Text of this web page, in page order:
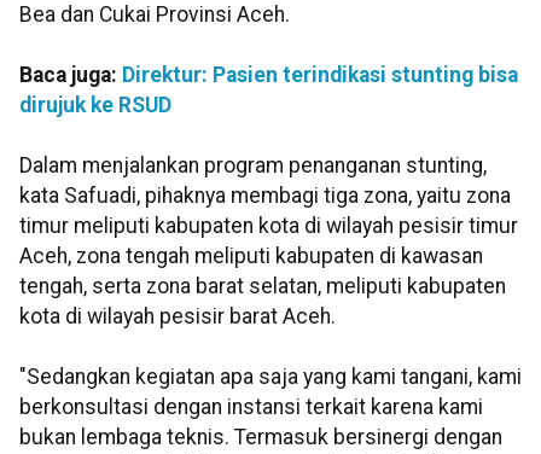
Bea dan Cukai Provinsi Aceh.
Baca juga: Direktur: Pasien terindikasi stunting bisa
dirujuk ke RSUD
Dalam menjalankan program penanganan stunting,
kata Safuadi, pihaknya membagi tiga zona, yaitu zona
timur meliputi kabupaten kota di wilayah pesisir timur
Aceh, zona tengah meliputi kabupaten di kawasan
tengah, serta zona barat selatan, meliputi kabupaten
kota di wilayah pesisir barat Aceh.
"Sedangkan kegiatan apa saja yang kami tangani, kami
berkonsultasi dengan instansi terkait karena kami
bukan lembaga teknis. Termasuk bersinergi dengan